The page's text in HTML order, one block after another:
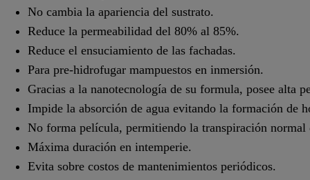
No cambia la apariencia del sustrato.
Reduce la permeabilidad del 80% al 85%.
Reduce el ensuciamiento de las fachadas.
Para pre-hidrofugar mampuestos en inmersión.
Gracias a la nanotecnología de su formula, posee alta
Impide la absorción de agua evitando la formación de
No forma película, permitiendo la transpiración normal
Máxima duración en intemperie.
Evita sobre costos de mantenimientos periódicos.